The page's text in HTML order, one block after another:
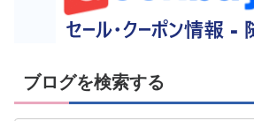
ブログを検索する